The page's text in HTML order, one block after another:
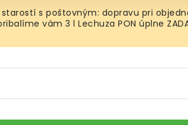
s poštovným: dopravu pri
vám 3 l Lechuza PON úplne